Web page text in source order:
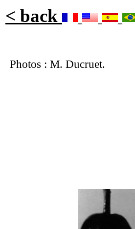
< back
Photos : M. Ducruet.